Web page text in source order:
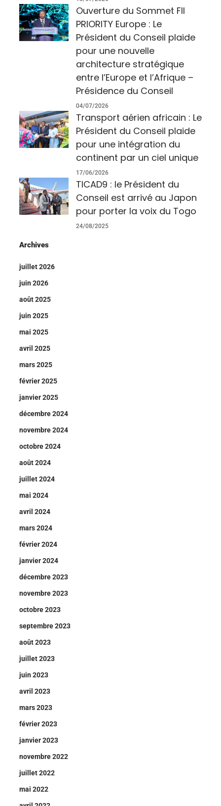
Ouverture du Sommet FII
PRIORITY Europe : Le
Président du Conseil plaide
pour une nouvelle
architecture stratégique
entre l’Europe et l’Afrique –
Présidence du Conseil
04/07/2026
Transport aérien africain : Le
Président du Conseil plaide
pour une intégration du
continent par un ciel unique
17/06/2026
TICAD9 : le Président du
Conseil est arrivé au Japon
pour porter la voix du Togo
24/08/2025
Archives
juillet 2026
juin 2026
août 2025
juin 2025
mai 2025
avril 2025
mars 2025
février 2025
janvier 2025
décembre 2024
novembre 2024
octobre 2024
août 2024
juillet 2024
mai 2024
avril 2024
mars 2024
février 2024
janvier 2024
décembre 2023
novembre 2023
octobre 2023
septembre 2023
août 2023
juillet 2023
juin 2023
avril 2023
mars 2023
février 2023
janvier 2023
novembre 2022
juillet 2022
mai 2022